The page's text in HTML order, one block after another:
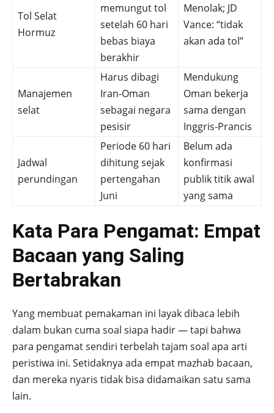
Tol Selat
Hormuz
memungut tol
setelah 60 hari
bebas biaya
berakhir
Menolak; JD
Vance: “tidak
akan ada tol”
Manajemen
selat
Harus dibagi
Iran-Oman
sebagai negara
pesisir
Mendukung
Oman bekerja
sama dengan
Inggris-Prancis
Jadwal
perundingan
Periode 60 hari
dihitung sejak
pertengahan
Juni
Belum ada
konfirmasi
publik titik awal
yang sama
Kata Para Pengamat: Empat
Bacaan yang Saling
Bertabrakan
Yang membuat pemakaman ini layak dibaca lebih
dalam bukan cuma soal siapa hadir — tapi bahwa
para pengamat sendiri terbelah tajam soal apa arti
peristiwa ini. Setidaknya ada empat mazhab bacaan,
dan mereka nyaris tidak bisa didamaikan satu sama
lain.